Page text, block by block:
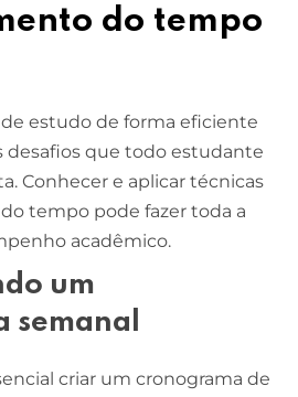
do tempo
estudo de forma eficiente
desafios que todo estudante
Conhecer e aplicar técnicas
tempo pode fazer toda a
acadêmico.
um
semanal
criar um cronograma de